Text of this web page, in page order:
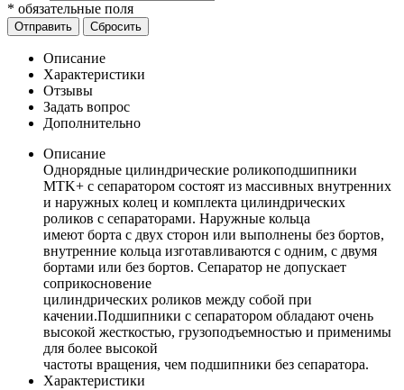
* обязательные поля
Отправить Сбросить
Описание
Характеристики
Отзывы
Задать вопрос
Дополнительно
Описание
Однорядные цилиндрические роликоподшипники
MTK+ с сепараторoм состоят из массивных внутренних
и наружных колец и комплекта цилиндрических
роликов с сепараторaми. Наружные кольца
имеют бортa с двух сторон или выполнены без бортов,
внутренние кольца изготавливаются с одним, c двумя
бортами или без бортов. Сепаратор не допускает
соприкосновениe
цилиндрических роликов между собой при
качении.Подшипники с сепаратором обладают очень
высокой жесткостью, грузоподъемностью и применимы
для более высокой
частоты вращения, чем подшипники без сепаратора.
Характеристики